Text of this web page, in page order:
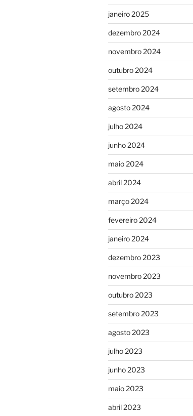
janeiro 2025
dezembro 2024
novembro 2024
outubro 2024
setembro 2024
agosto 2024
julho 2024
junho 2024
maio 2024
abril 2024
março 2024
fevereiro 2024
janeiro 2024
dezembro 2023
novembro 2023
outubro 2023
setembro 2023
agosto 2023
julho 2023
junho 2023
maio 2023
abril 2023